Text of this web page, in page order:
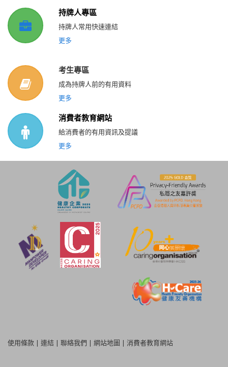
持牌人專區
持牌人常用快速連結
更多
考生專區
成為持牌人前的有用資料
更多
消費者教育網站
給消費者的有用資訊及提議
更多
使用條款 | 連結 | 聯絡我們 | 網站地圖 | 消費者教育網站